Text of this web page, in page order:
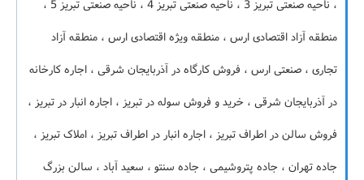
، ناحیه صنعتی تبریز 3 ، ناحیه صنعتی تبریز 4 ، ناحیه صنعتی تبریز 5 ،
منطقه آزاد اقتصادی ارس ، منطقه ویژه اقتصادی ارس ، منطقه آزاد
تجاری ، صنعتی ارس ، فروش کارگاه در آذربایجان شرقی ، اجاره کارخانه
در آذربایجان شرقی ، خرید و فروش سوله در تبریز ، اجاره انبار در تبریز ،
فروش سالن در اطراف تبریز ، اجاره انبار در اطراف تبریز ، املاک تبریز ،
جاده تهران ، جاده پتروشیمی ، جاده سنتو ، سعید آباد ، سالن بزرگ